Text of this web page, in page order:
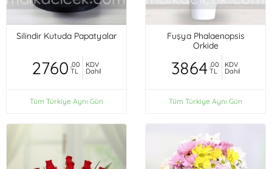
Silindir Kutuda Papatyalar
2760 ,00
TL
KDV
Dahil
Tüm Türkiye Aynı Gün
Fuşya Phalaenopsis
Orkide
3864 ,00
TL
KDV
Dahil
Tüm Türkiye Aynı Gün